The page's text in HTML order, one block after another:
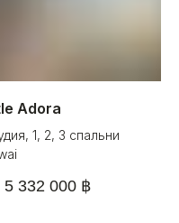
Adora
1, 2, 3 спальни
5 332 000 ฿